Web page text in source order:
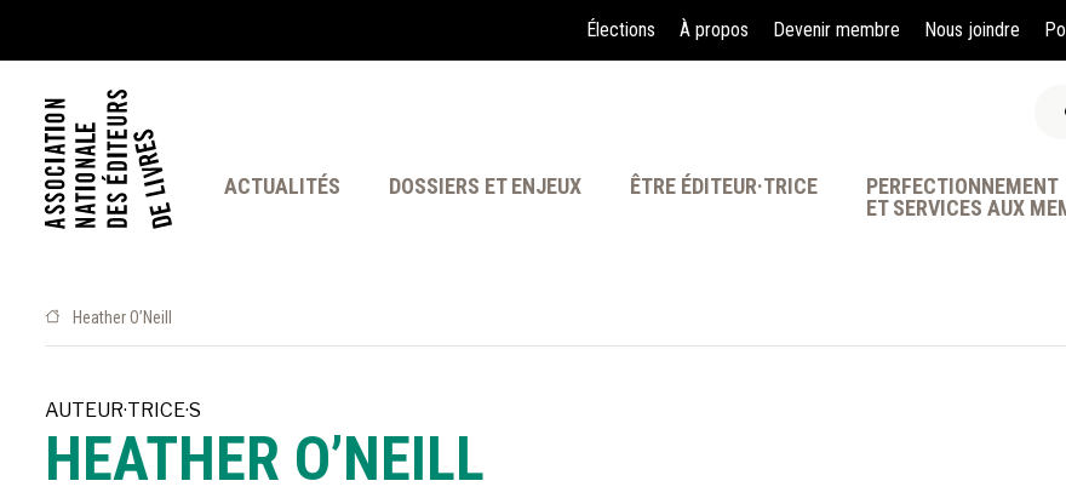
Élections À propos Devenir membre Nous joindre
ACTUALITÉS DOSSIERS ET ENJEUX ÊTRE ÉDITEUR·TRICE
PERFECTIONNEMENT
ET SERVICES AUX
À LA POINTE DE LA
Heather O’Neill
AUTEUR·TRICE·S
HEATHER O’NEILL